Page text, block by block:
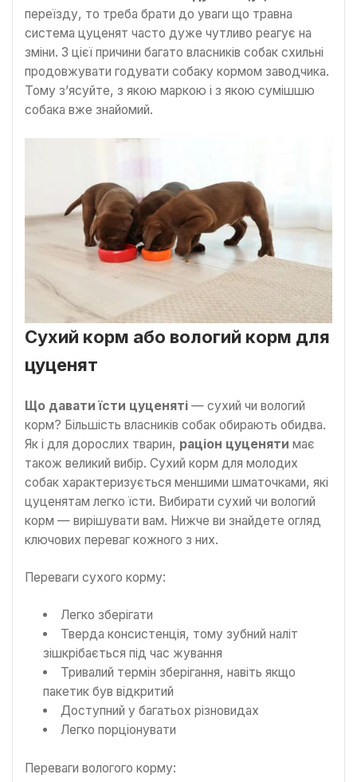
переїзду, то треба брати до уваги що травна
система цуценят часто дуже чутливо реагує на
зміни. З цієї причини багато власників собак схильні
продовжувати годувати собаку кормом заводчика.
Тому з’ясуйте, з якою маркою і з якою сумішшю
собака вже знайомий.
Сухий корм або вологий корм для
цуценят
Що давати їсти цуценяті — сухий чи вологий
корм? Більшість власників собак обирають обидва.
Як і для дорослих тварин, раціон цуценяти має
також великий вибір. Сухий корм для молодих
собак характеризується меншими шматочками, які
цуценятам легко їсти. Вибирати сухий чи вологий
корм — вирішувати вам. Нижче ви знайдете огляд
ключових переваг кожного з них.
Переваги сухого корму:
Легко зберігати
Тверда консистенція, тому зубний наліт
зішкрібається під час жування
Тривалий термін зберігання, навіть якщо
пакетик був відкритий
Доступний у багатьох різновидах
Легко порціонувати
Переваги вологого корму: